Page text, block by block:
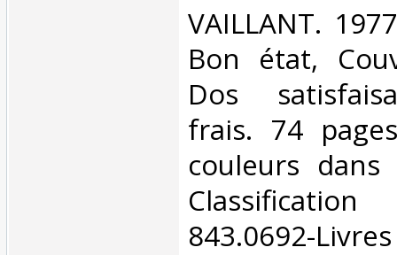
‎VAILLANT.
Bon état,
Dos
frais. 74
couleurs
843.0692-